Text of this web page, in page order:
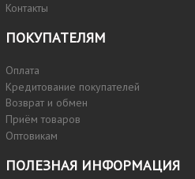
Контакты
ПОКУПАТЕЛЯМ
Оплата
Кредитование покупателей
Возврат и обмен
Приём товаров
Оптовикам
ПОЛЕЗНАЯ ИНФОРМАЦИЯ